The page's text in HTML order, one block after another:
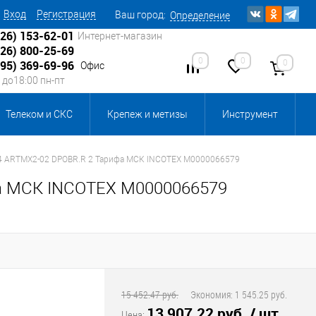
Вход Регистрация Ваш город: Определение
153-62-01 Интернет-магазин
800-25-69
369-69-96 Офис
до18:00 пн-пт
0 0 0
Телеком и СКС Крепеж и метизы Инструмент
Источники питания Кабеленесущие системы
и комплектующие, бытовая химия
02 DPOBR.R 2 Тарифа МСК INCOTEX М0000066579
МСК INCOTEX М0000066579
15 452.47 руб. Экономия: 1 545.25 руб.